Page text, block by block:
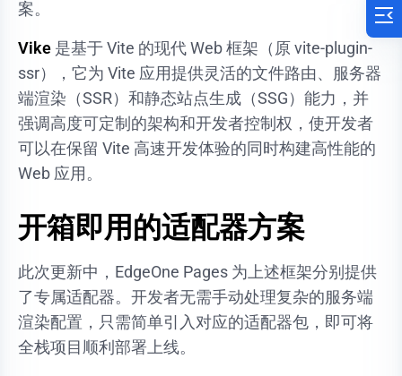
案。
Vike 是基于 Vite 的现代 Web 框架（原 vite-plugin-
ssr），它为 Vite 应用提供灵活的文件路由、服务器
端渲染（SSR）和静态站点生成（SSG）能力，并
强调高度可定制的架构和开发者控制权，使开发者
可以在保留 Vite 高速开发体验的同时构建高性能的
Web 应用。
开箱即用的适配器方案
此次更新中，EdgeOne Pages 为上述框架分别提供
了专属适配器。开发者无需手动处理复杂的服务端
渲染配置，只需简单引入对应的适配器包，即可将
全栈项目顺利部署上线。